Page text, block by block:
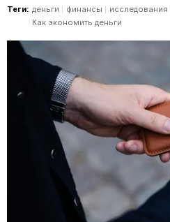
Теги: деньги финансы исследования
Как экономить деньги